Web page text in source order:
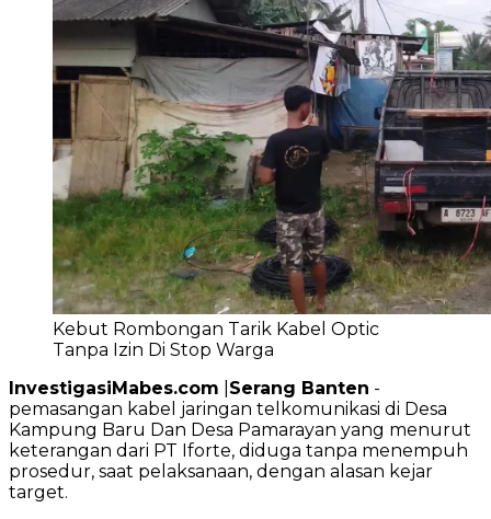
Kebut Rombongan Tarik Kabel Optic
Tanpa Izin Di Stop Warga
InvestigasiMabes.com Serang Banten -
pemasangan kabel jaringan telkomunikasi di Desa
Kampung Baru Dan Desa Pamarayan yang menurut
keterangan dari PT Iforte, diduga tanpa menempuh
prosedur, saat pelaksanaan, dengan alasan kejar
target.